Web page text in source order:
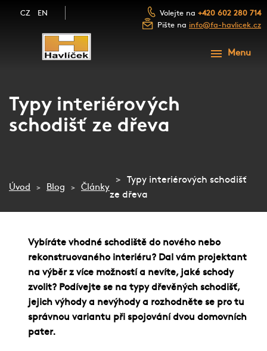
SCHODY A SCHODIŠTĚ
ZÁBRADLÍ A MADLA
Služby
Naše firma
CZ EN Volejte na +420 602 280 714
Pište na info@fa-havlicek.cz
Menu
PRODUKTY
FOTOGALERIE
NAŠE FIRMA
KONTAKT
Typy interiérových
schodišť ze dřeva
Úvod Blog Články
Typy interiérových schodišť
ze dřeva
Vybíráte vhodné schodiště do nového nebo
rekonstruovaného interiéru? Dal vám projektant
na výběr z více možností a nevíte, jaké schody
zvolit? Podívejte se na typy dřevěných schodišť,
jejich výhody a nevýhody a rozhodněte se pro tu
správnou variantu při spojování dvou domovních
pater.